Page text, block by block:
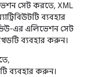
সেট করতে, XML
ব্যবহার
এর এলিভেশন সেট
ব্যবহার করুন।
ব্যবহার করুন।